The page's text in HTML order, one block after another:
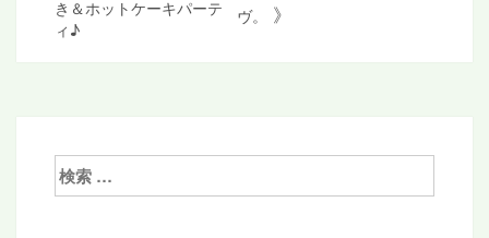
き＆ホットケーキパーテ
ィ♪
ヴ。 》
検
索: